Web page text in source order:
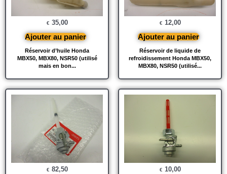
Réservoir d’huile Honda
MBX50, MBX80, NSR50 (utilisé
mais en bon...
€ 35,00
Ajouter au panier
Réservoir de liquide de
refroidissement Honda MBX50,
MBX80, NSR50 (utilisé...
€ 12,00
Ajouter au panier
€ 82,50 € 10,00